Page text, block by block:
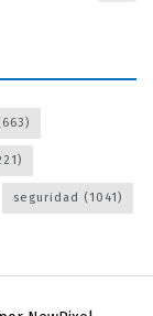
seguridad (1041)